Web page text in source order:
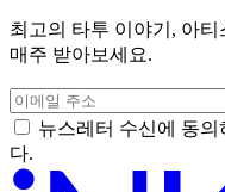
최고의 타투 이야기, 아
매주 받아보세요.
뉴스레터 수신에 동의
다.